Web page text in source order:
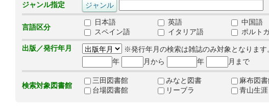
ジャンル指定
言語区分
日本語 英語 中国語
スペイン語
イタリア語 ポルト
出版／発行年月
※発行年月の検索は雑誌のみ対象となります
年
月から 年 月まで
検索対象図書館
三田図書館 みなと図書 麻布図
台場図書館
リーブラ 青山生涯